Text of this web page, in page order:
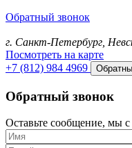
Обратный звонок
г. Санкт-Петербург,
Посмотреть на карте
+7 (812) 984 4969
Обратный звонок
Оставьте сообщение, мы